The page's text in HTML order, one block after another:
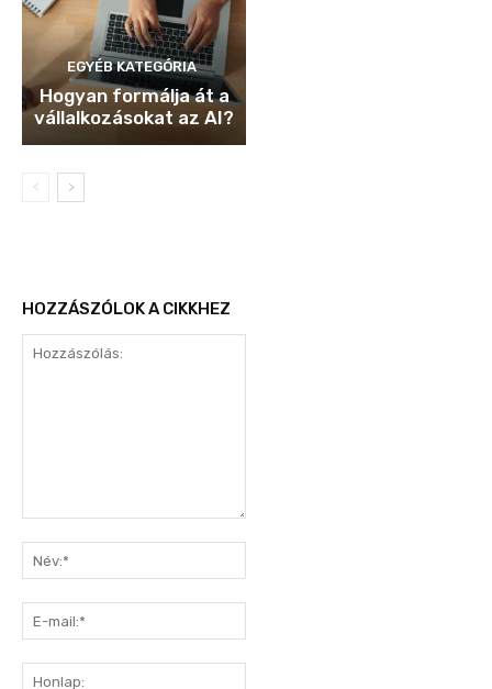
EGYÉB KATEGÓRIA
Hogyan formálja át a
vállalkozásokat az AI?
HOZZÁSZÓLOK A CIKKHEZ
mail:*